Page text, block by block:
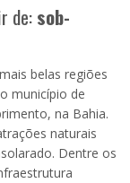
de:sob-
belas regiões
município de
na Bahia.
naturais
Dentre os